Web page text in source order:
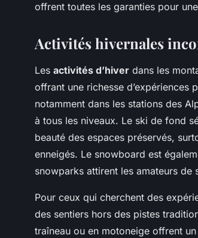
offrent toutes les garanties pour
Activités hivernales
Les activités d’hiver dans les
offrant une richesse d’expériences
notamment dans les stations des
à tous les niveaux. Le ski de fond
beauté des espaces préservés,
enneigés. Le snowboard est
snowparks attirent les amateurs de
Pour ceux qui cherchent des
des sentiers hors des pistes
traîneau ou en motoneige offrent